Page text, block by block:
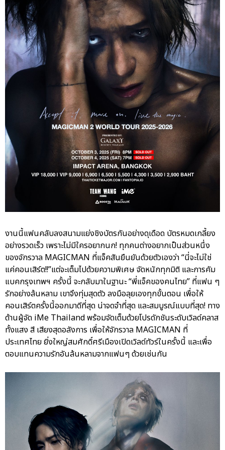
งานนี้แฟนคลับลงสนามแย่งชิงบัตรกันอย่างดุเดือด บัตรหมดเกลี้ยง
อย่างรวดเร็ว เพราะไม่มีใครอยากนก! ทุกคนต่างอยากเป็นส่วนหนึ่ง
ของจักรวาล MAGICMAN ที่แจ็คสันยืนยันด้วยตัวเองว่า “นี่จะไม่ใช่
แค่คอนเสิร์ต!!”แต่จะเต็มไปด้วยความพิเศษ จัดหนักทุกมิติ และการคัม
แบคกรุงเทพฯ ครั้งนี้ จะกลับมาในฐานะ “พี่แจ็คของคนไทย” ที่แฟน ๆ
รักอย่างล้นหลาม เขาจึงทุ่มสุดตัว ลงมือลุยเองทุกขั้นตอน เพื่อให้
คอนเสิร์ตครั้งนี้ออกมาดีที่สุด น่าจดจำที่สุด และสมบูรณ์แบบที่สุด! ทาง
ด้านผู้จัด iMe Thailand พร้อมจัดเต็มด้วยโปรดักชันระดับเวิลด์คลาส
ทั้งแสง สี เสียงสุดอลังการ เพื่อให้จักรวาล MAGICMAN ที่
ประเทศไทย ยิ่งใหญ่สมศักดิ์ศรีเมืองเปิดเวิลด์ทัวร์ในครั้งนี้ และเพื่อ
ตอบแทนความรักอันล้นหลามจากแฟนๆ ด้วยเช่นกัน